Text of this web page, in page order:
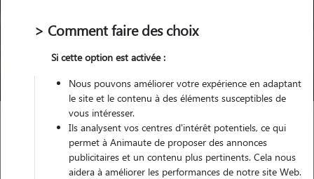
Pour quel animal ?
Trouver mon Pet Sitter
Garde animaux France
Nouvelle Aquitaine
Charente-Maritime
Thénac
> Comment faire des choix
Si cette option est activée :
Nous pouvons améliorer votre expérience en adaptant
le site et le contenu à des éléments susceptibles de
vous intéresser.
Ils analysent vos centres d'intérêt potentiels, ce qui
permet à Animaute de proposer des annonces
publicitaires et un contenu plus pertinents. Cela nous
aidera à améliorer les performances de notre site Web.